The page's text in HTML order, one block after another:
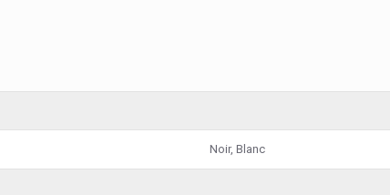
Noir, Blanc